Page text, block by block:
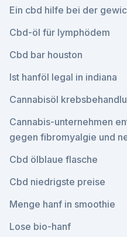
Ein cbd hilfe bei der
Cbd-öl für lymphödem
Cbd bar houston
Ist hanföl legal in indiana
Cannabisöl
Cannabis-unternehmen
gegen fibromyalgie und
Cbd ölblaue flasche
Cbd niedrigste preise
Menge hanf in smoothie
Lose bio-hanf